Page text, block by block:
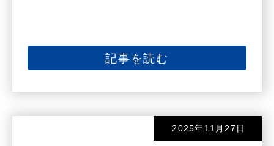
記事を読む
2025年11月27日